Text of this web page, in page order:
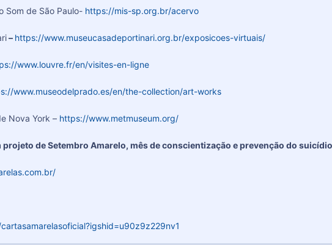
Som de São Paulo- https://mis-sp.org.br/acervo
– https://www.museucasadeportinari.org.br/exposicoes-virtuais/
www.louvre.fr/en/visites-en-ligne
www.museodelprado.es/en/the-collection/art-works
Nova York – https://www.metmuseum.org/
projeto de Setembro Amarelo, mês de conscientização e prevenção do